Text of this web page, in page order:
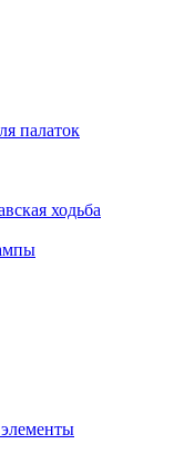
палаток
ходьба